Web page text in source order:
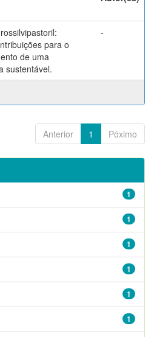
para o
de uma
sustentável.
-
Anterior 1 Póximo
1
1
1
1
1
1